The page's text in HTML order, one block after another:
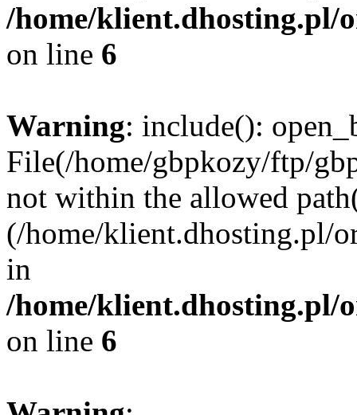
/home/
on line 6
Warning: include():
File(/home/gbpkozy/ftp/
not within the allowed
(/home/klient.dhosting.pl/
in
/home/
on line 6